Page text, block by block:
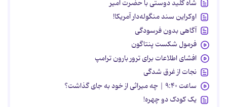
شاه کلید دوستی با حضرت امیر
اوکراین سند منگوله‌دار آمریکا!
آگاهی بدون فرسودگی
فرمول شکست پنتاگون
افشای اطلاعات برای ترور بارون ترامپ
نجات از غرق شدگی
ساعت ۹:۴۰ | چه میراثی از خود به جای گذاشت؟
یک کودک دو چهره!